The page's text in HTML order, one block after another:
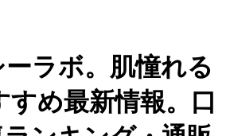
ーラボ。肌憧れる
すめ最新情報。口